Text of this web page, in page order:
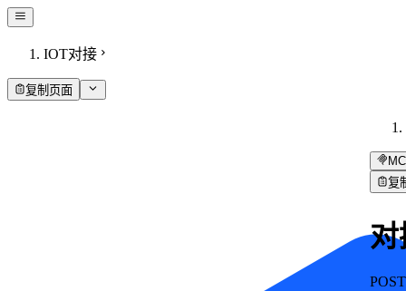
IOT对接
复制页面
复
对
POST